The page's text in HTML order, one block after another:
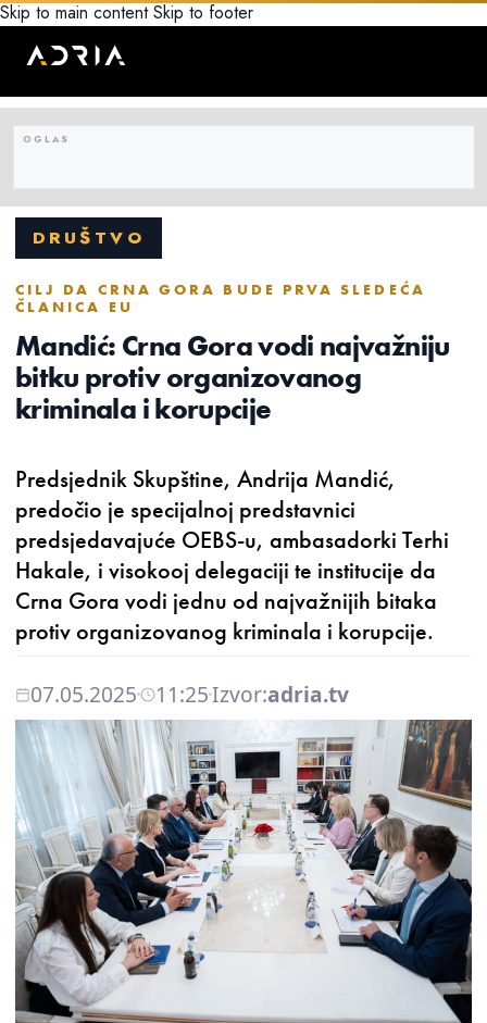
Skip to main content Skip to footer
DRUŠTVO
CILJ DA CRNA GORA BUDE PRVA SLEDEĆA
ČLANICA EU
Mandić: Crna Gora vodi najvažniju
bitku protiv organizovanog
kriminala i korupcije
Predsjednik Skupštine, Andrija Mandić,
predočio je specijalnoj predstavnici
predsjedavajuće OEBS-u, ambasadorki Terhi
Hakale, i visokooj delegaciji te institucije da
Crna Gora vodi jednu od najvažnijih bitaka
protiv organizovanog kriminala i korupcije.
07.05.2025 11:25Izvor:adria.tv